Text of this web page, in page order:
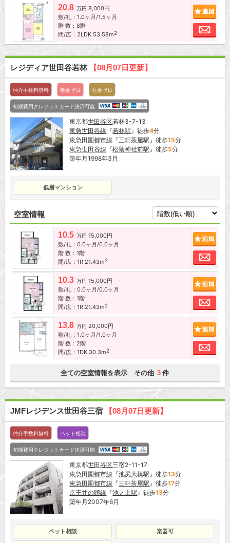
20.8 万円 8,000円
敷/礼：1.0ヶ月/1.5ヶ月
階 数：8階
間/広：2LDK 53.58m2
お
レジディア世田谷若林 【08月07日更新】
仲介手数料無料 敷金ゼロ 礼金ゼロ
初期費用クレジットカード決済可能
東京都世田谷区若林3-7-13
東急世田谷線 『若林駅 』徒歩4分
東急田園都市線 『三軒茶屋駅 』徒歩15分
東急世田谷線 『松陰神社前駅 』徒歩5分
築年月1998年3月
低層マンション
空室情報
10.5 万円 15,000円
敷/礼：0.0ヶ月/0.0ヶ月
階 数：1階
間/広：1R 21.43m2
お
10.3 万円 15,000円
敷/礼：0.0ヶ月/0.0ヶ月
階 数：1階
間/広：1R 21.43m2
お
13.8 万円 20,000円
敷/礼：1.0ヶ月/1.0ヶ月
階 数：2階
間/広：1DK 30.3m2
お
全ての空室情報を表示 その他 3 件
JMFレジデンス世田谷三宿 【08月07日更新】
仲介手数料無料 ペット相談
初期費用クレジットカード決済可能
東京都世田谷区三宿2-11-17
東急田園都市線 『池尻大橋駅』徒歩13分
東急田園都市線 『三軒茶屋駅』徒歩17分
京王井の頭線 『池ノ上駅』徒歩13分
築年月2007年6月
ペット相談 楽器可